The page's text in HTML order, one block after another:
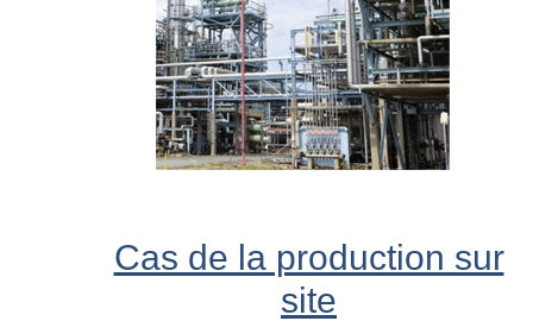
Cas de la production sur
site